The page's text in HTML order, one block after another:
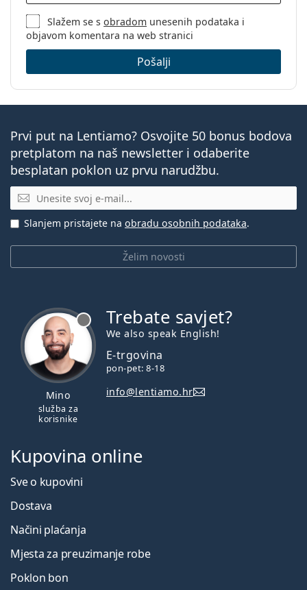
Slažem se sobradom unesenih podataka i
objavom komentara na web stranici
Pošalji
Prvi put na Lentiamo? Osvojite 50 bonus bodova
pretplatom na naš newsletter i odaberite
besplatan poklon uz prvu narudžbu.
E-mail
Želim novosti
Slanjem pristajete na obradu osobnih podataka.
Mino
služba za
korisnike
Trebate savjet?
We also speak English!
E-trgovina
pon-pet: 8-18
info@lentiamo.hr
Kupovina online
Sve o kupovini
Dostava
Načini plaćanja
Mjesta za preuzimanje robe
Poklon bon